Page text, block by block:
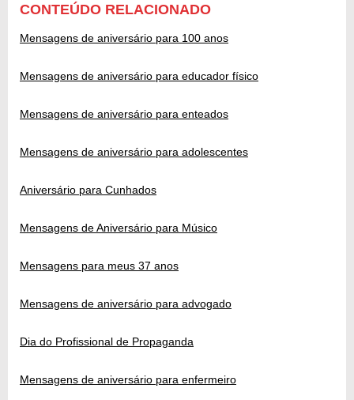
CONTEÚDO RELACIONADO
Mensagens de aniversário para 100 anos
Mensagens de aniversário para educador físico
Mensagens de aniversário para enteados
Mensagens de aniversário para adolescentes
Aniversário para Cunhados
Mensagens de Aniversário para Músico
Mensagens para meus 37 anos
Mensagens de aniversário para advogado
Dia do Profissional de Propaganda
Mensagens de aniversário para enfermeiro